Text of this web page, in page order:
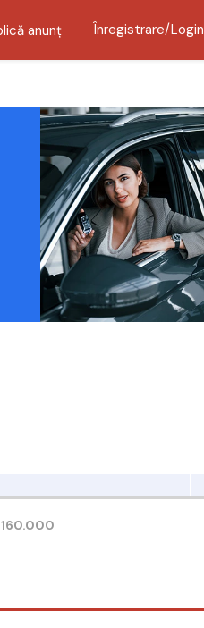
anunț Înregistrare/Login
160.000